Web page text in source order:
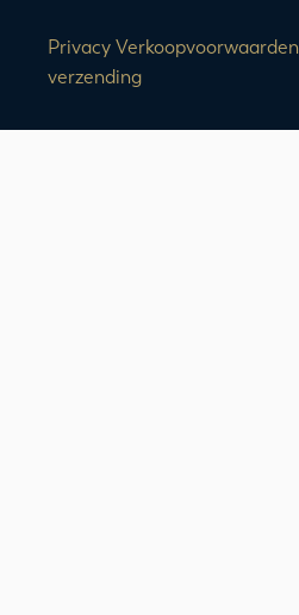
Privacy Verkoopvoorwaarden
verzending